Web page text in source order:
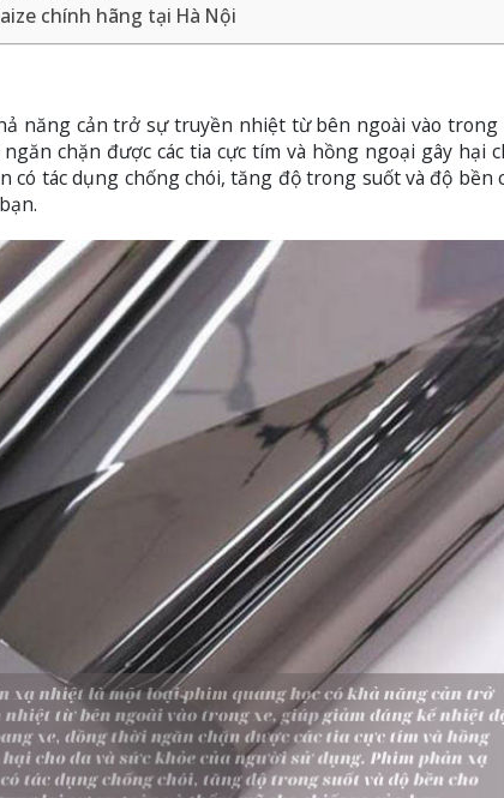
chính hãng tại Hà Nội
năng cản trở sự truyền nhiệt từ bên ngoài vào trong
chặn được các tia cực tím và hồng ngoại gây hại
có tác dụng chống chói, tăng độ trong suốt và độ bền